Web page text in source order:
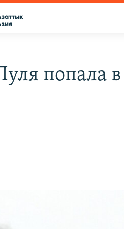
попала в